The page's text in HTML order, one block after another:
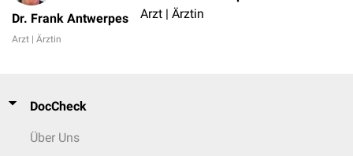
Dr. Frank Antwerpes
Arzt | Ärztin
Arzt | Ärztin
DocCheck
Über Uns